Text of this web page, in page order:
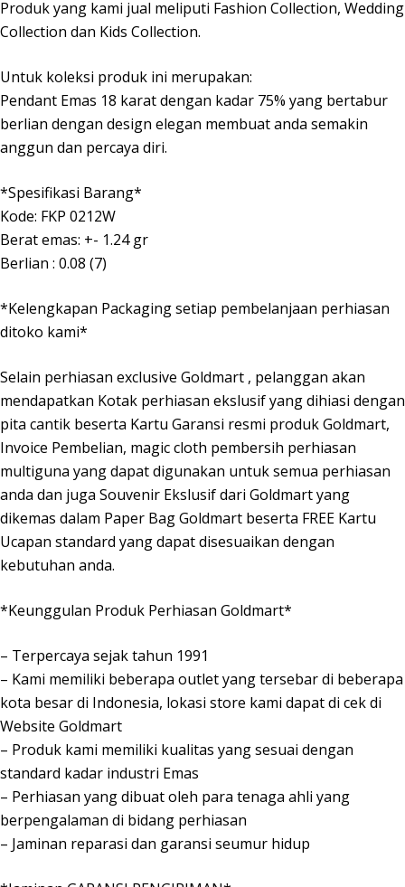
Produk yang kami jual meliputi Fashion Collection, Wedding
Collection dan Kids Collection.
Untuk koleksi produk ini merupakan:
Pendant Emas 18 karat dengan kadar 75% yang bertabur
berlian dengan design elegan membuat anda semakin
anggun dan percaya diri.
*Spesifikasi Barang*
Kode: FKP 0212W
Berat emas: +- 1.24 gr
Berlian : 0.08 (7)
*Kelengkapan Packaging setiap pembelanjaan perhiasan
ditoko kami*
Selain perhiasan exclusive Goldmart , pelanggan akan
mendapatkan Kotak perhiasan ekslusif yang dihiasi dengan
pita cantik beserta Kartu Garansi resmi produk Goldmart,
Invoice Pembelian, magic cloth pembersih perhiasan
multiguna yang dapat digunakan untuk semua perhiasan
anda dan juga Souvenir Ekslusif dari Goldmart yang
dikemas dalam Paper Bag Goldmart beserta FREE Kartu
Ucapan standard yang dapat disesuaikan dengan
kebutuhan anda.
*Keunggulan Produk Perhiasan Goldmart*
– Terpercaya sejak tahun 1991
– Kami memiliki beberapa outlet yang tersebar di beberapa
kota besar di Indonesia, lokasi store kami dapat di cek di
Website Goldmart
– Produk kami memiliki kualitas yang sesuai dengan
standard kadar industri Emas
– Perhiasan yang dibuat oleh para tenaga ahli yang
berpengalaman di bidang perhiasan
– Jaminan reparasi dan garansi seumur hidup